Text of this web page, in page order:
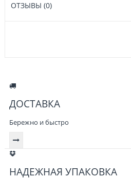
ОТЗЫВЫ (0)
ДОСТАВКА
Бережно и быстро
НАДЕЖНАЯ УПАКОВКА